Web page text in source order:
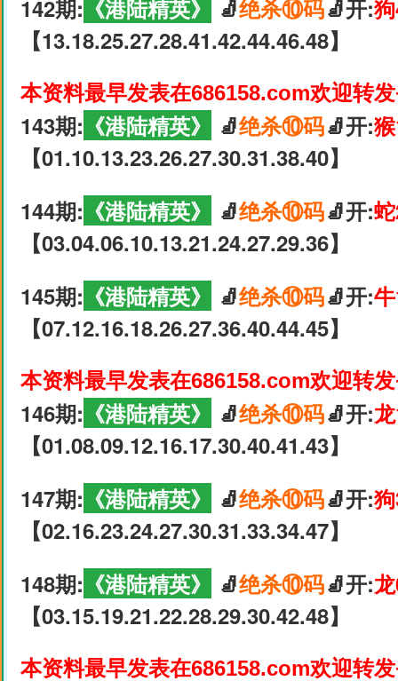
142期: 《港陆精英》 🧦绝杀⑩码🧦开:
【13.18.25.27.28.41.42.44.46.48】
本资料最早发表在686158.com欢迎转
143期: 《港陆精英》 🧦绝杀⑩码🧦开:
【01.10.13.23.26.27.30.31.38.40】
144期: 《港陆精英》 🧦绝杀⑩码🧦开:
【03.04.06.10.13.21.24.27.29.36】
145期: 《港陆精英》 🧦绝杀⑩码🧦开:
【07.12.16.18.26.27.36.40.44.45】
本资料最早发表在686158.com欢迎转
146期: 《港陆精英》 🧦绝杀⑩码🧦开:
【01.08.09.12.16.17.30.40.41.43】
147期: 《港陆精英》 🧦绝杀⑩码🧦开:
【02.16.23.24.27.30.31.33.34.47】
148期: 《港陆精英》 🧦绝杀⑩码🧦开:
【03.15.19.21.22.28.29.30.42.48】
本资料最早发表在686158.com欢迎转